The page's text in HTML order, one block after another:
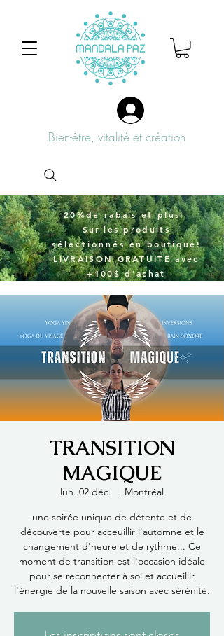
Bien-être, vitalité et création
20%de rabais et plus!
Surles produits
sélectionnésen boutique!
LIVRAISON GRATUITE avec
+100$ d'achat
TRANSITION
MAGIQUE
lun. 02 déc.
Montréal
une soirée unique de détente et de
découverte pour acceuillir l'automne et le
changement d'heure et de rythme... Ce
moment de transition est l'occasion idéale
pour se reconnecter à soi et accueillir
l'énergie de la nouvelle saison avec sérénité.